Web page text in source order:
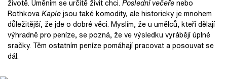
životě. Uměním se určitě živit chci. Poslední večeřenebo
RothkovaKaplejsou také komodity, ale historicky je mnohem
důležitější, že jde o dobré věci. Myslím, že u umělců, kteří dělají
výhradně pro peníze, se pozná, že ve výsledku vyrábějí úplné
sračky. Těm ostatním peníze pomáhají pracovat a posouvat se
dál.